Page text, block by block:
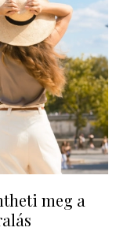
meg a